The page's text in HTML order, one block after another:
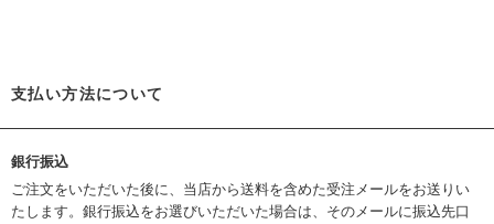
支払い方法について
銀行振込
ご注文をいただいた後に、当店から送料を含めた受注メールをお送りい
たします。銀行振込をお選びいただいた場合は、そのメールに振込先口